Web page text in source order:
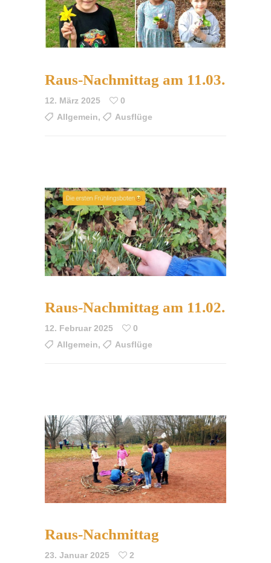
Raus-Nachmittag am 11.03.
12. März 2025
0
Allgemein, Ausflüge
Raus-Nachmittag am 11.02.
12. Februar 2025
0
Allgemein, Ausflüge
Raus-Nachmittag
23. Januar 2025 2